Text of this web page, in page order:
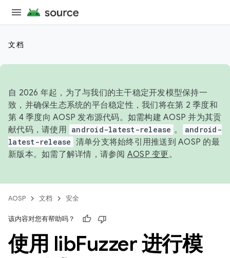
文档
自 2026 年起，为了与我们的主干稳定开发模型保持一
致，并确保生态系统的平台稳定性，我们将在第 2 季度和
第 4 季度向 AOSP 发布源代码。如需构建 AOSP 并为其贡
献代码，请使用 android-latest-release 。
android-
latest-release 清单分支将始终引用推送到 AOSP 的最
新版本。如需了解详情，请参阅 AOSP 变更。
AOSP 文档 安全
该内容对您有帮助吗？
使用 libFuzzer 进行模